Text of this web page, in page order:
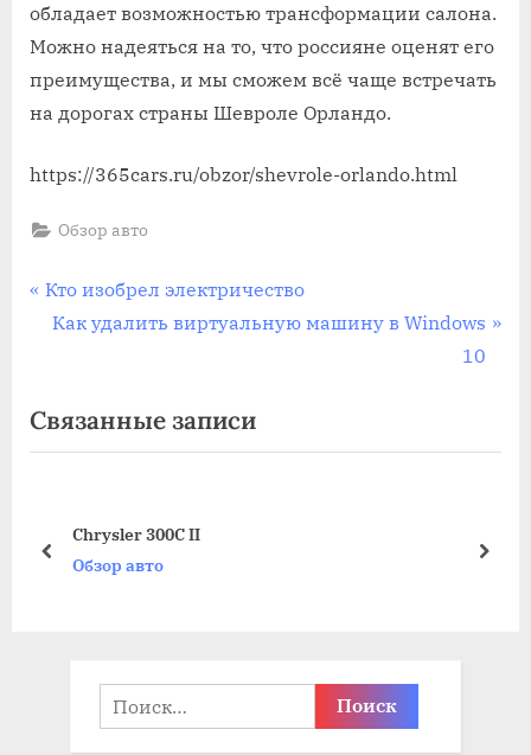
обладает возможностью трансформации салона.
Можно надеяться на то, что россияне оценят его
преимущества, и мы сможем всё чаще встречать
на дорогах страны Шевроле Орландо.
https://365cars.ru/obzor/shevrole-orlando.html
Обзор авто
Навигация
П
р
ы
д
а
Кто изобрел электричество
С
д
у
Как удалить виртуальную машину в Windows
10
Связанные записи
Chrysler 300C II
Обзор авто
пред
Найти: